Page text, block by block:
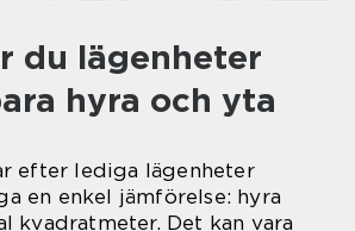
du lägenheter
hyra och yta
efter lediga lägenheter
en enkel jämförelse: hyra
kvadratmeter. Det kan vara